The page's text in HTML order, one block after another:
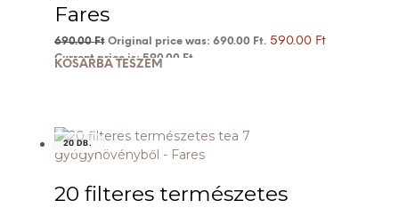
Fares
690.00Ft Original price was: 690.00 Ft. 590.00 Ft
Current price is: 590.00 Ft.
KOSÁRBA TESZEM
20 DB.
20 filteres természetes